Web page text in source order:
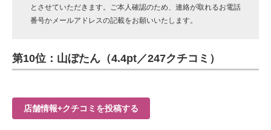
とさせていただきます。ご本人確認のため、連絡が取れるお電話
番号かメールアドレスの記載をお願いいたします。
第10位：山ぼたん（4.4pt／247クチコミ）
店舗情報+クチコミを投稿する